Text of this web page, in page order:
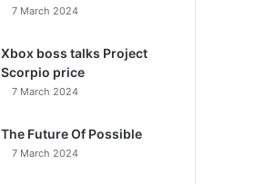
7 March 2024
Xbox boss talks Project
Scorpio price
7 March 2024
The Future Of Possible
7 March 2024